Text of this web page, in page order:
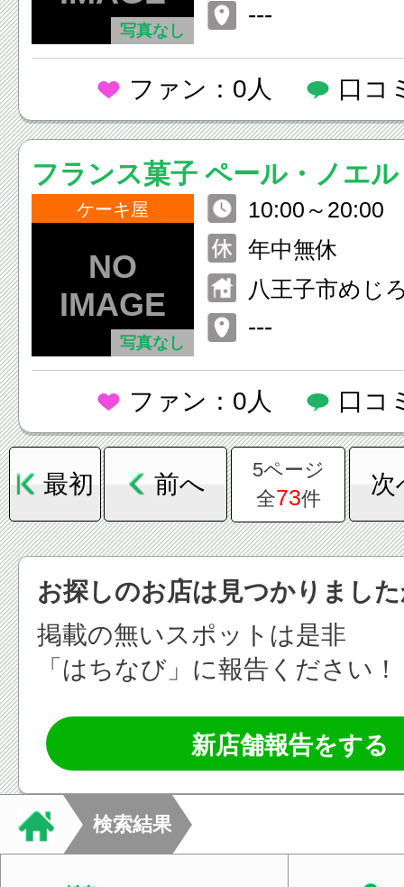
写真なし
---
ファン：0人 口コ
フランス菓子 ペール・ノエ
ケーキ屋
写真なし
10:00～20:00
年中無休
八王子市めじ
---
ファン：0人 口コ
最初 前へ
5ページ
全73件
次
お探しのお店は見つかりまし
掲載の無いスポットは是非
「はちなび」に報告ください！
新店舗報告をする
検索結果